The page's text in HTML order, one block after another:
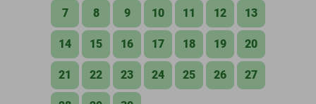
7 8 9 10 11 12 13
14 15 16 17 18 19 20
21 22 23 24 25 26 27